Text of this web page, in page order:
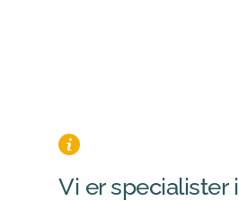
Vi er specialister i